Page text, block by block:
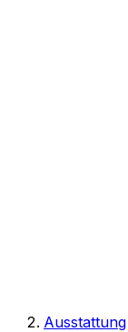
Ausstattung